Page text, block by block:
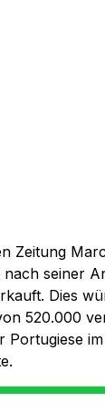
Zeitung
seiner
Dies
520.000
Portugiese